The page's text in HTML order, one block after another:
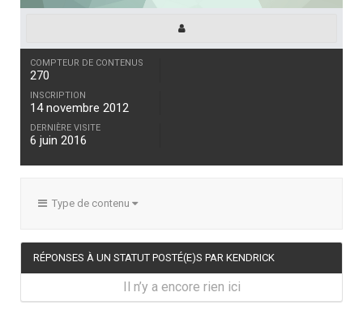
COMPTEUR DE CONTENUS
270
INSCRIPTION
14 novembre 2012
DERNIÈRE VISITE
6 juin 2016
Type de contenu
RÉPONSES À UN STATUT POSTÉ(E)S PAR KENDRICK
Il n’y a encore rien ici